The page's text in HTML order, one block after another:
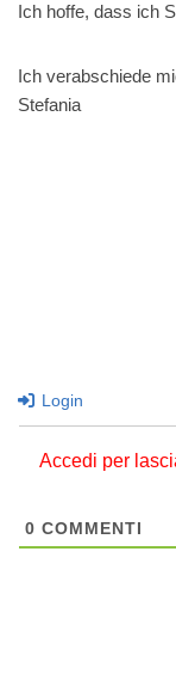
Ich hoffe, dass ich
Ich verabschiede
Stefania
Login
Accedi per
0 COMMENTI